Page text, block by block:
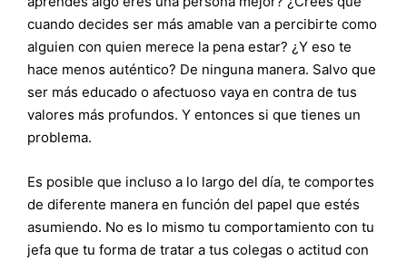
cuando decides ser más amable van a percibirte como
alguien con quien merece la pena estar? ¿Y eso te
hace menos auténtico? De ninguna manera. Salvo que
ser más educado o afectuoso vaya en contra de tus
valores más profundos. Y entonces si que tienes un
problema.
Es posible que incluso a lo largo del día, te comportes
de diferente manera en función del papel que estés
asumiendo. No es lo mismo tu comportamiento con tu
jefa que tu forma de tratar a tus colegas o actitud con